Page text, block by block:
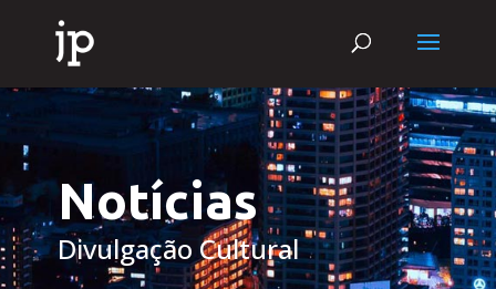
Notícias
Divulgação Cultural